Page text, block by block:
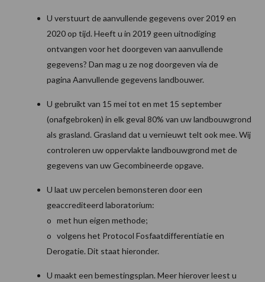
U verstuurt de aanvullende gegevens over 2019 en
2020 op tijd. Heeft u in 2019 geen uitnodiging
ontvangen voor het doorgeven van aanvullende
gegevens? Dan mag u ze nog doorgeven via de
pagina Aanvullende gegevens landbouwer.
U gebruikt van 15 mei tot en met 15 september
(onafgebroken) in elk geval 80% van uw landbouwgrond
als grasland. Grasland dat u vernieuwt telt ook mee. Wij
controleren uw oppervlakte landbouwgrond met de
gegevens van uw Gecombineerde opgave.
U laat uw percelen bemonsteren door een
geaccrediteerd laboratorium:
o met hun eigen methode;
o volgens het Protocol Fosfaatdifferentiatie en
Derogatie. Dit staat hieronder.
U maakt een bemestingsplan. Meer hierover leest u